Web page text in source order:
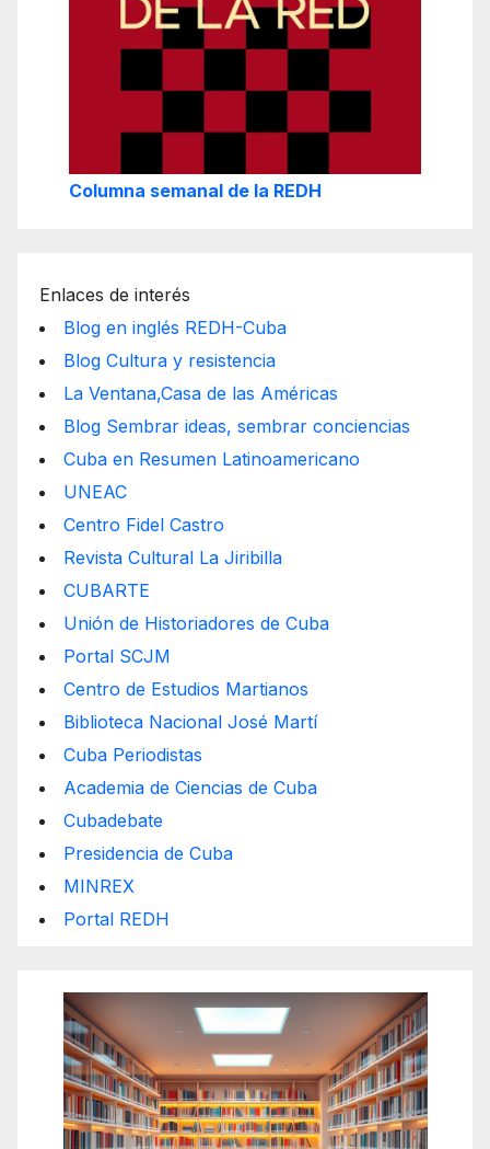
Columna semanal de la REDH
Enlaces de interés
Blog en inglés REDH-Cuba
Blog Cultura y resistencia
La Ventana,Casa de las Américas
Blog Sembrar ideas, sembrar conciencias
Cuba en Resumen Latinoamericano
UNEAC
Centro Fidel Castro
Revista Cultural La Jiribilla
CUBARTE
Unión de Historiadores de Cuba
Portal SCJM
Centro de Estudios Martianos
Biblioteca Nacional José Martí
Cuba Periodistas
Academia de Ciencias de Cuba
Cubadebate
Presidencia de Cuba
MINREX
Portal REDH